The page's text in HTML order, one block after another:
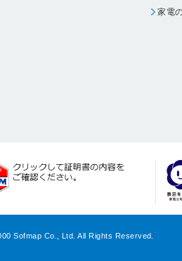
家電
Sofmap Co., Ltd. All Rights Reserved.